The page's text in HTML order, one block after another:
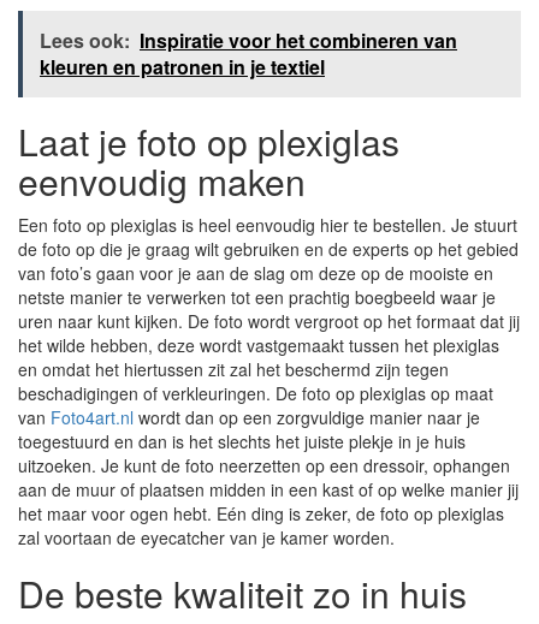
Lees ook: Inspiratie voor het combineren van
kleuren en patronen in je textiel
Laat je foto op plexiglas
eenvoudig maken
Een foto op plexiglas is heel eenvoudig hier te bestellen. Je stuurt
de foto op die je graag wilt gebruiken en de experts op het gebied
van foto’s gaan voor je aan de slag om deze op de mooiste en
netste manier te verwerken tot een prachtig boegbeeld waar je
uren naar kunt kijken. De foto wordt vergroot op het formaat dat jij
het wilde hebben, deze wordt vastgemaakt tussen het plexiglas
en omdat het hiertussen zit zal het beschermd zijn tegen
beschadigingen of verkleuringen. De foto op plexiglas op maat
van Foto4art.nl wordt dan op een zorgvuldige manier naar je
toegestuurd en dan is het slechts het juiste plekje in je huis
uitzoeken. Je kunt de foto neerzetten op een dressoir, ophangen
aan de muur of plaatsen midden in een kast of op welke manier jij
het maar voor ogen hebt. Eén ding is zeker, de foto op plexiglas
zal voortaan de eyecatcher van je kamer worden.
De beste kwaliteit zo in huis